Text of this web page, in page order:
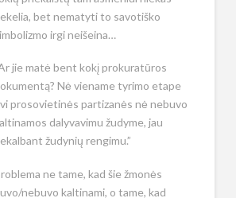
bet nematyti to savotiško
irgi neišeina…
jie matė bent kokį prokuratūros
Nė viename tyrimo etape
prosovietinės partizanės nė nebuvo
dalyvavimu žudyme, jau
žudynių rengimu.”
ne tame, kad šie žmonės
nebuvo kaltinami, o tame, kad